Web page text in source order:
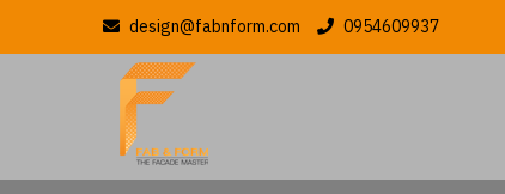
design@fabnform.com 0954609937